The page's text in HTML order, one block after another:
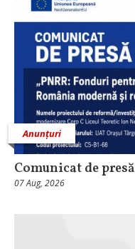
Anunțuri
Comunicat de presă
07 Aug, 2026